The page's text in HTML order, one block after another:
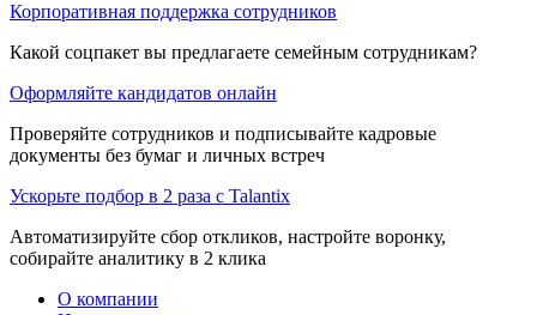
Корпоративная поддержка сотрудников
Какой соцпакет вы предлагаете семейным сотрудникам?
Оформляйте кандидатов онлайн
Проверяйте сотрудников и подписывайте кадровые
документы без бумаг и личных встреч
Ускорьте подбор в 2 раза с Talantix
Автоматизируйте сбор откликов, настройте воронку,
собирайте аналитику в 2 клика
О компании